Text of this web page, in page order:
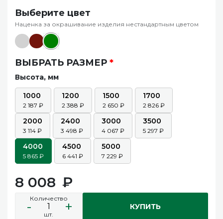
Выберите цвет
Наценка за окрашивание изделия нестандартным цветом
ВЫБРАТЬ РАЗМЕР *
Высота, мм
1000
2 187
1200
2 388
1500
2 650
1700
2 826
2000
3 114
2400
3 498
3000
4 067
3500
5 297
4000
5 865
4500
6 441
5000
7 229
8 008
Количество
- +
шт.
КУПИТЬ